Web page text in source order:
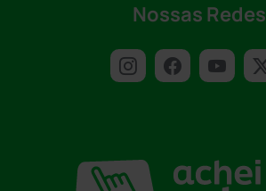
Nossas Redes